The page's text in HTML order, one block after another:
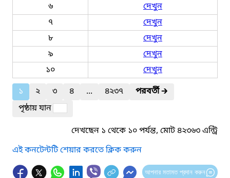
৬
দেখুন
৭
দেখুন
৮
দেখুন
৯
দেখুন
১০
দেখুন
১
২ ৩ ৪ ... ৪২৩৭ পরবর্তী🡲
পৃষ্ঠায় যান
দেখছেন ১ থেকে ১০ পর্যন্ত, মোট ৪২৩৬৩ এন্ট্রি
এই কনটেন্টটি শেয়ার করতে ক্লিক করুন
আপনার মতামত প্রদান করুন